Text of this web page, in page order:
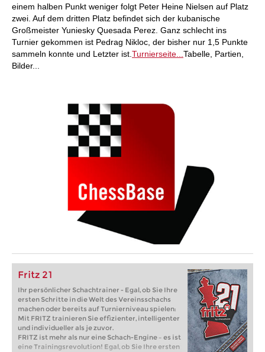
einem halben Punkt weniger folgt Peter Heine Nielsen auf Platz
zwei. Auf dem dritten Platz befindet sich der kubanische
Großmeister Yuniesky Quesada Perez. Ganz schlecht ins
Turnier gekommen ist Pedrag Nikloc, der bisher nur 1,5 Punkte
sammeln konnte und Letzter ist. Turnierseite... Tabelle, Partien,
Bilder...
Fritz 21
Ihr persönlicher Schachtrainer - Egal, ob Sie Ihre
ersten Schritte in die Welt des Vereinsschachs
machen oder bereits auf Turnierniveau spielen:
Mit FRITZ trainieren Sie effizienter, intelligenter
und individueller als je zuvor.
FRITZ ist mehr als nur eine Schach-Engine – es ist
eine Trainingsrevolution! Egal, ob Sie Ihre ersten